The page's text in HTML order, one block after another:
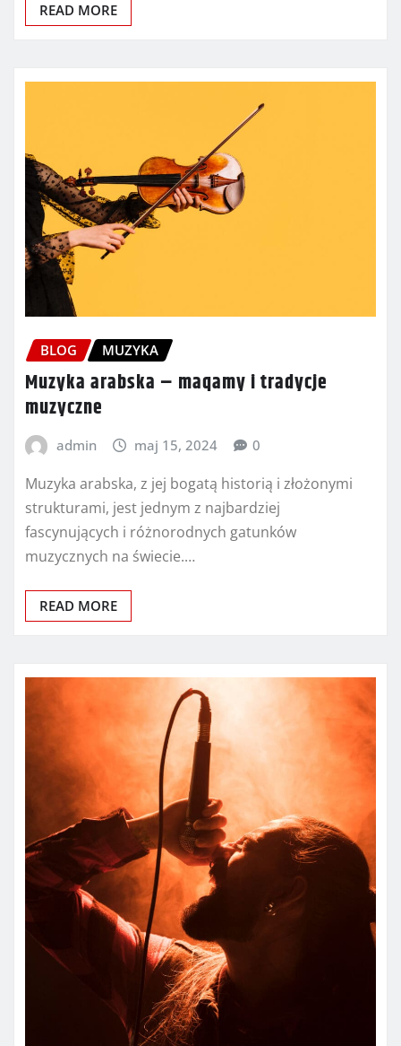
READ MORE
BLOG MUZYKA
Muzyka arabska – maqamy i tradycje
muzyczne
admin maj 15, 2024 0
Muzyka arabska, z jej bogatą historią i złożonymi
strukturami, jest jednym z najbardziej
fascynujących i różnorodnych gatunków
muzycznych na świecie.…
READ MORE